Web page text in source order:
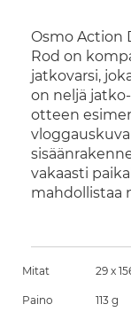
Osmo Action
Rod on
jatkovarsi,
on neljä
otteen
vakaasti
mahdollistaa
Mitat 29 x
Paino 113 g